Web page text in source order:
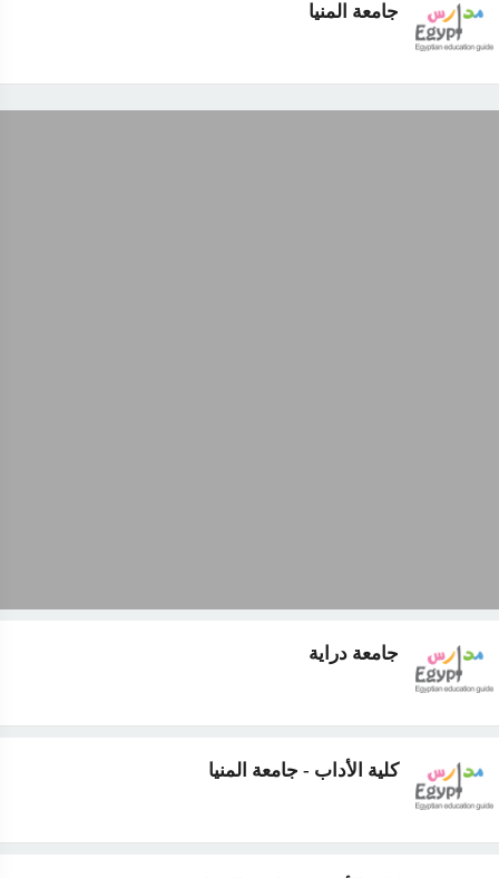
جامعة المنيا
جامعة دراية
كلية الأداب - جامعة المنيا